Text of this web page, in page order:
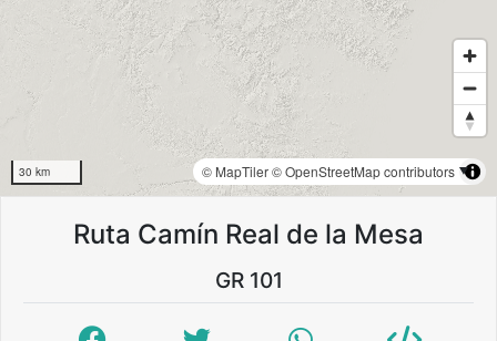
30 km © MapTiler© OpenStreetMap contributors
Ruta Camín Real de la Mesa
GR 101